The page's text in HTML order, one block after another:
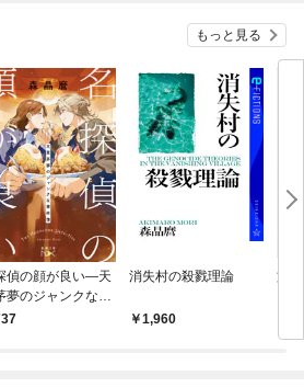
もっと見る
偵の顔が良い—天
夢のジャンクな事
—（新潮文庫ne
消失村の殺戮理論
1,960
旅